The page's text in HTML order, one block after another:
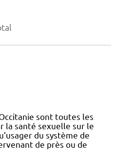
Occitanie sont toutes les
la santé sexuelle sur le
du système de
de près ou de